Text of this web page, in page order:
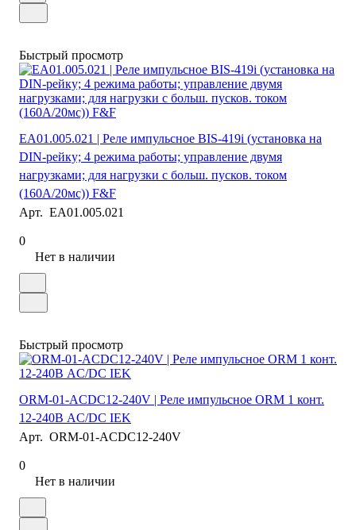
Быстрый просмотр
EA01.005.021 | Реле импульсное BIS-419i (установка на
DIN-рейку; 4 режима работы; управление двумя
нагрузками; для нагрузки с больш. пусков. током
(160А/20мс)) F&F
Арт. EA01.005.021
0
Нет в наличии
Быстрый просмотр
ORM-01-ACDC12-240V | Реле импульсное ORM 1 конт.
12-240В AC/DC IEK
Арт. ORM-01-ACDC12-240V
0
Нет в наличии